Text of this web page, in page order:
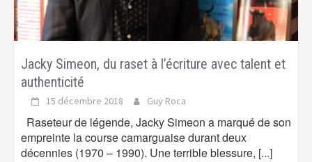
Jacky Simeon, du raset à l’écriture avec talent et
authenticité
15 décembre 2018 Guy Roca
Raseteur de légende, Jacky Simeon a marqué de son
empreinte la course camarguaise durant deux
décennies (1970 – 1990). Une terrible blessure, [...]